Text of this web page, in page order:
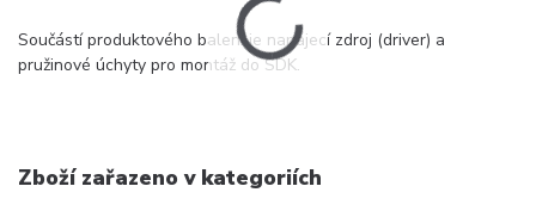
Součástí produktového balení je napájecí zdroj (driver) a
pružinové úchyty pro montáž do SDK.
Zboží zařazeno v kategoriích